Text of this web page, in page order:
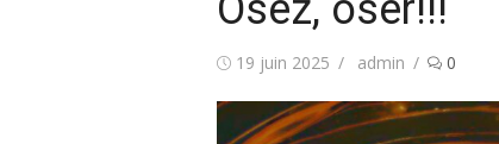
Publié19 juin 2025 Auteur/autrice
admin 0